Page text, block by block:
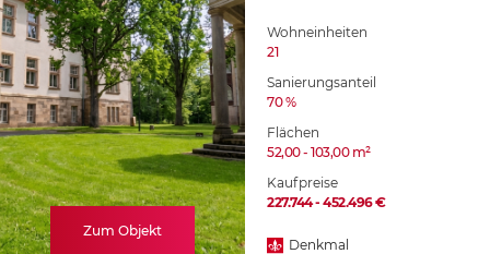
Hauptartikel Kapitalanlagen
Immobilientyp
Neubau
News
Sachsen-Anhalt
Kindenheim
Leipzig
Magdeburg
Zum Objekt
Wohneinheiten
21
Sanierungsanteil
70 %
Flächen
52,00 - 103,00 m²
Kaufpreise
227.744 - 452.496 €
Denkmal